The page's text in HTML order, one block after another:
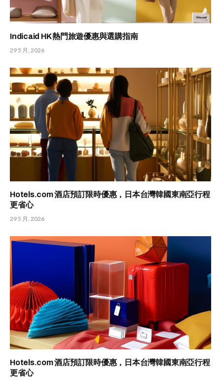
Indicaid HK 熱門旅遊優惠與選購指南
29 5 月, 2026
Hotels.com 酒店預訂限時優惠，日本台灣韓國東南亞行程
更省心
29 5 月, 2026
Hotels.com 酒店預訂限時優惠，日本台灣韓國東南亞行程
更省心